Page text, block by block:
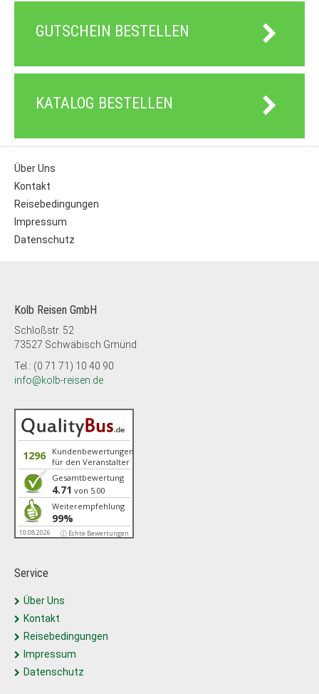
GUTSCHEIN BESTELLEN
KATALOG BESTELLEN
Über Uns
Kontakt
Reisebedingungen
Impressum
Datenschutz
Kolb Reisen GmbH
Schloßstr. 52
73527 Schwäbisch Gmünd
Tel.: (0 71 71) 10 40 90
info@kolb-reisen.de
1296
Kundenbewertungen
für den Veranstalter
Gesamtbewertung
4.71 von 5.00
Weiterempfehlung
99%
10.08.2026 ⓘ Echte Bewertungen
Service
Über Uns
Kontakt
Reisebedingungen
Impressum
Datenschutz